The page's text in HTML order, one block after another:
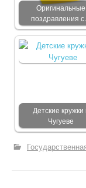
Оригинальные
поздравления с…
Детские кружки
Чугуеве